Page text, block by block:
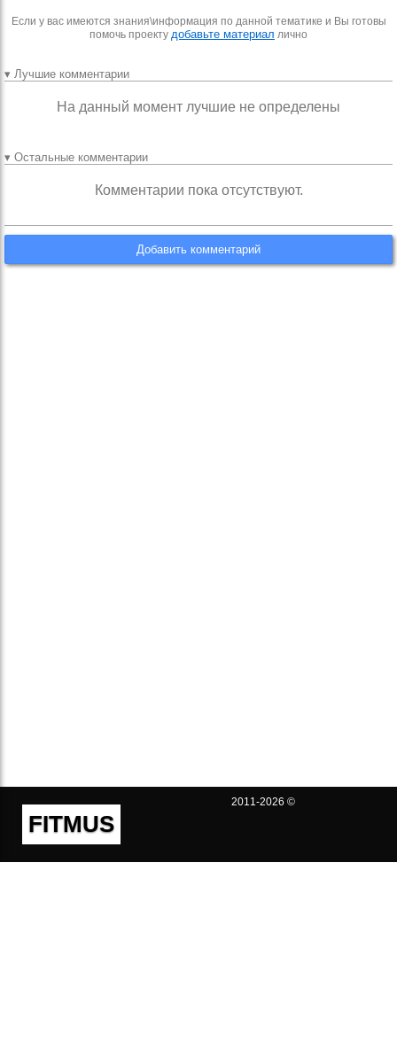
Если у вас имеются знания\информация по данной тематике и Вы готовы
помочь проекту добавьте материал лично
▾ Лучшие комментарии
На данный момент лучшие не определены
▾ Остальные комментарии
Комментарии пока отсутствуют.
Добавить комментарий
FITMUS
2011-2026 ©